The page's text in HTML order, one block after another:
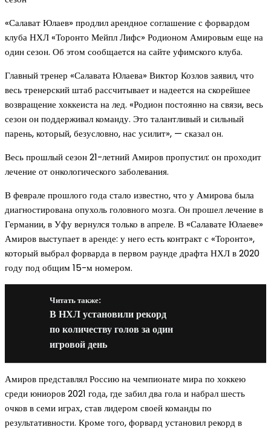
«Салават Юлаев» продлил арендное соглашение с форвардом
клуба НХЛ «Торонто Мейпл Лифс» Родионом Амировым еще на
один сезон. Об этом сообщается на сайте уфимского клуба.
Главный тренер «Салавата Юлаева» Виктор Козлов заявил, что
весь тренерский штаб рассчитывает и надеется на скорейшее
возвращение хоккеиста на лед. «Родион постоянно на связи, весь
сезон он поддерживал команду. Это талантливый и сильный
парень, который, безусловно, нас усилит», — сказал он.
Весь прошлый сезон 21-летний Амиров пропустил: он проходит
лечение от онкологического заболевания.
В феврале прошлого года стало известно, что у Амирова была
диагностирована опухоль головного мозга. Он прошел лечение в
Германии, в Уфу вернулся только в апреле. В «Салавате Юлаеве»
Амиров выступает в аренде: у него есть контракт с «Торонто»,
который выбрал форварда в первом раунде драфта НХЛ в 2020
году под общим 15-м номером.
Читать также:
В НХЛ установили рекорд
по количеству голов за один
игровой день
Амиров представлял Россию на чемпионате мира по хоккею
среди юниоров 2021 года, где забил два гола и набрал шесть
очков в семи играх, став лидером своей команды по
результативности. Кроме того, форвард установил рекорд в